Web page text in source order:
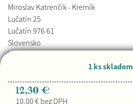
1 ks skladom
12,30 €
10,00 € bez DPH
Miroslav Katrenčik - Kremík
Lučatín 25
Lučatín 976 61
Slovensko